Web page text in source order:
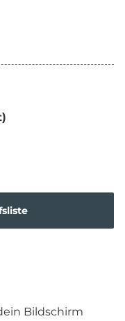
Bildschirm